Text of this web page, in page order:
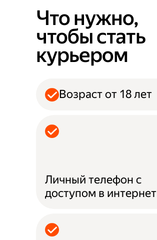
Что нужно,
чтобы стать
курьером
Возраст от 18 лет
Личный телефон с
доступом в интернет